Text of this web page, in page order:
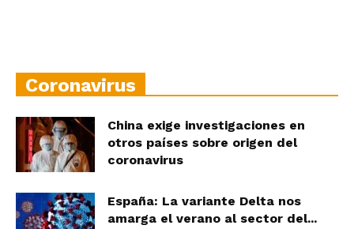
Coronavirus
China exige investigaciones en
otros países sobre origen del
coronavirus
España: La variante Delta nos
amarga el verano al sector del...